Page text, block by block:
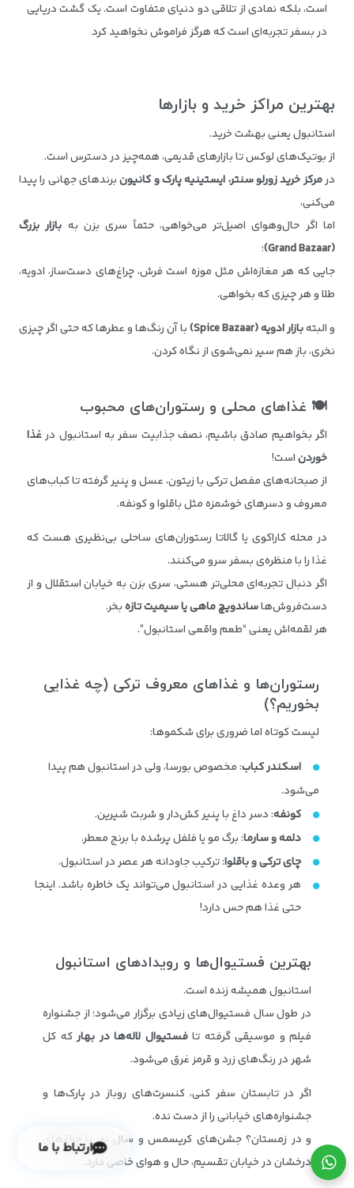
است، بلکه نمادی از تلاقی دو دنیای متفاوت است. یک گشت دریایی
در بسفر تجربه‌ای است که هرگز فراموش نخواهید کرد
بهترین مراکز خرید و بازارها
استانبول یعنی بهشت خرید.
از بوتیک‌های لوکس تا بازارهای قدیمی، همه‌چیز در دسترس است.
درمرکز خرید زورلو سنتر، ایستینیه پارک و کانیونبرندهای جهانی را پیدا
می‌کنی،
اما اگر حال‌و‌هوای اصیل‌تر می‌خواهی، حتماً سری بزن به بازار بزرگ
(Grand Bazaar)
؛
جایی که هر مغازه‌اش مثل موزه است فرش، چراغ‌های دست‌ساز، ادویه،
طلا و هر چیزی که بخواهی.
و البتهبازار ادویه(Spice Bazaar)
با آن رنگ‌ها و عطرها که حتی اگر چیزی
نخری، باز هم سیر نمی‌شوی از نگاه کردن.
🍽 غذاهای محلی و رستوران‌های محبوب
اگر بخواهیم صادق باشیم، نصف جذابیت سفر به استانبول درغذا
خوردناست!
از صبحانه‌های مفصل ترکی با زیتون، عسل و پنیر گرفته تا کباب‌های
معروف و دسرهای خوشمزه مثل باقلوا و کونفه.
در محله کاراکوی یا گالاتا رستوران‌های ساحلی بی‌نظیری هست که
غذا را با منظره‌ی بسفر سرو می‌کنند.
اگر دنبال تجربه‌ای محلی‌تر هستی، سری بزن به خیابان استقلال و از
دست‌فروش‌هاساندویچ ماهی یا سیمیت تازهبخر.
هر لقمه‌اش یعنی “طعم واقعی استانبول”.
رستوران‌ها و غذاهای معروف ترکی (چه غذایی
بخوریم؟)
لیست کوتاه اما ضروری برای شکموها:
اسکندر کباب: مخصوص بورسا، ولی در استانبول هم پیدا
می‌شود.
کونفه: دسر داغ با پنیر کش‌دار و شربت شیرین.
دلمه و سارما: برگ مو یا فلفل پرشده با برنج معطر.
چای ترکی و باقلوا: ترکیب جاودانه هر عصر در استانبول.
هر وعده‌ غذایی در استانبول می‌تواند یک خاطره باشد. اینجا
حتی غذا هم حس دارد!
بهترین فستیوال‌ها و رویدادهای استانبول
استانبول همیشه زنده است.
در طول سال فستیوال‌های زیادی برگزار می‌شود؛ از جشنواره
فیلم و موسیقی گرفته تافستیوال لاله‌ها در بهار که کل
شهر در رنگ‌های زرد و قرمز غرق می‌شود.
اگر در تابستان سفر کنی، کنسرت‌های روباز در پارک‌ها و
جشنواره‌های خیابانی را از دست نده.
و در زمستان؟ جشن‌های کریسمس و سال نو، با چراغ‌های
درخشان در خیابان تقسیم، حال و هوای خاصی دارد.
ارتباط با ما